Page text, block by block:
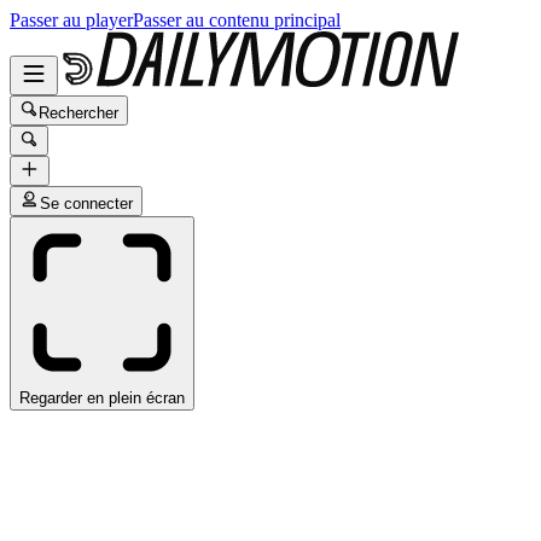
Passer au playerPasser au contenu principal
Rechercher
Se connecter
Regarder en plein écran